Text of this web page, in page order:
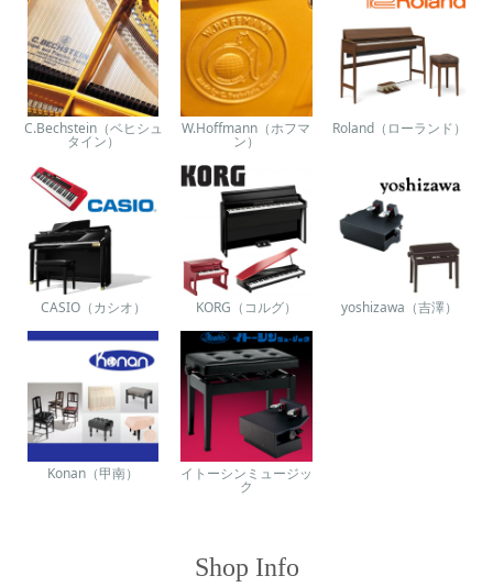
C.Bechstein（ベヒシュ
タイン）
W.Hoffmann（ホフマ
ン）
Roland（ローランド）
CASIO（カシオ） KORG（コルグ） yoshizawa（吉澤）
Konan（甲南） イトーシンミュージッ
ク
Shop Info